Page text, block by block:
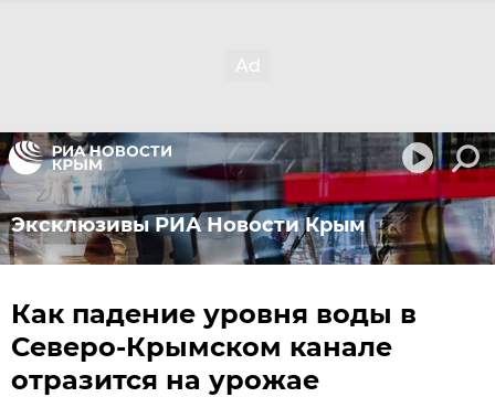
Эксклюзивы РИА Новости Крым
Как падение уровня воды в
Северо-Крымском канале
отразится на урожае